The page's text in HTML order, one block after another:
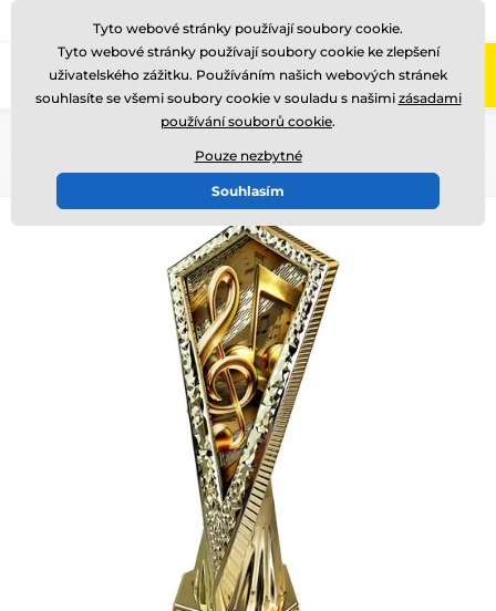
Zavolejte nám (Po-Pá 8-17)
Tyto webové stránky používají soubory cookie.
Tyto webové stránky používají soubory cookie ke zlepšení
uživatelského zážitku. Používáním našich webových stránek
souhlasíte se všemi soubory cookie v souladu s našimi zásadami
používání souborů cookie.
Pouze nezbytné
Souhlasím